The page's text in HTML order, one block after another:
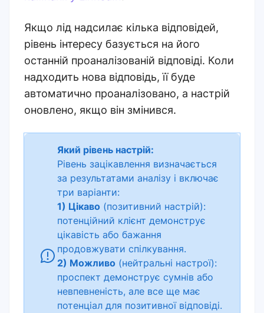
Якщо лід надсилає кілька відповідей,
рівень інтересу базується на його
останній проаналізованій відповіді. Коли
надходить нова відповідь, її буде
автоматично проаналізовано, а настрій
оновлено, якщо він змінився.
Який рівень настрій:
Рівень зацікавлення визначається
за результатами аналізу і включає
три варіанти:
1) Цікаво (позитивний настрій):
потенційний клієнт демонструє
цікавість або бажання
продовжувати спілкування.
2) Можливо (нейтральні настрої):
проспект демонструє сумнів або
невпевненість, але все ще має
потенціал для позитивної відповіді.